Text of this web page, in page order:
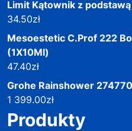
Limit Kątownik z
34.50zł
Mesoestetic C.Prof 222
(1X10Ml)
47.40zł
Grohe Rainshower
1 399.00zł
Produkty